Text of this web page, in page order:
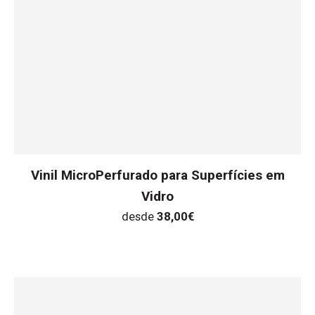
Vinil MicroPerfurado para Superfícies em
Vidro
desde 38,00€